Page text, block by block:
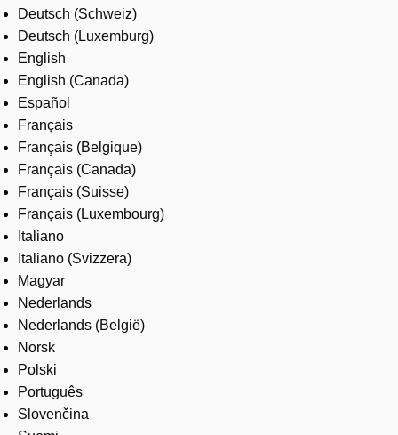
Where to buy
Contact us
Careers
Deutsch (Schweiz)
Deutsch (Luxemburg)
English
English (Canada)
Español
Français
Français (Belgique)
Français (Canada)
Français (Suisse)
Français (Luxembourg)
Italiano
Italiano (Svizzera)
Magyar
Nederlands
Nederlands (België)
Norsk
Polski
Português
Slovenčina